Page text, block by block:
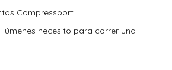
Compressport
lúmenes necesito para correr una